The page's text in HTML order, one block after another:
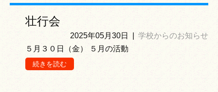
壮行会
2025年05月30日
学校からのお知らせ
５月３０日（金） ５月の活動
続きを読む